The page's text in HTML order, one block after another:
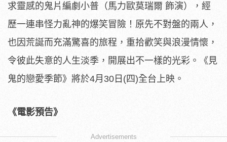
求靈感的鬼片編劇小普（馬力歐莫瑞爾 飾演），經
歷一連串怪力亂神的爆笑冒險！原先不對盤的兩人，
也因荒誕而充滿驚喜的旅程，重拾歡笑與浪漫情懷，
令彼此失意的人生淡季，開展出不一樣的光彩。《見
鬼的戀愛季節》將於4月30日(四)全台上映。
《電影預告》
Advertisements